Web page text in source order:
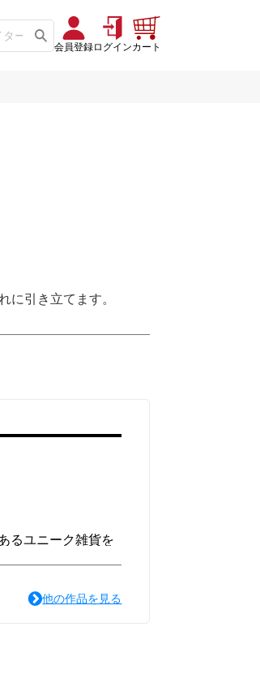
会員登録ログインカート
に引き立てます。
ンで、
るユニーク雑貨を
しめるショップで
他の作品を見る